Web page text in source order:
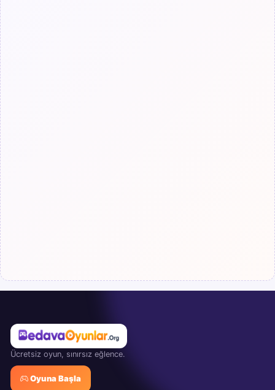
Ücretsiz oyun, sınırsız eğlence.
Oyuna Başla